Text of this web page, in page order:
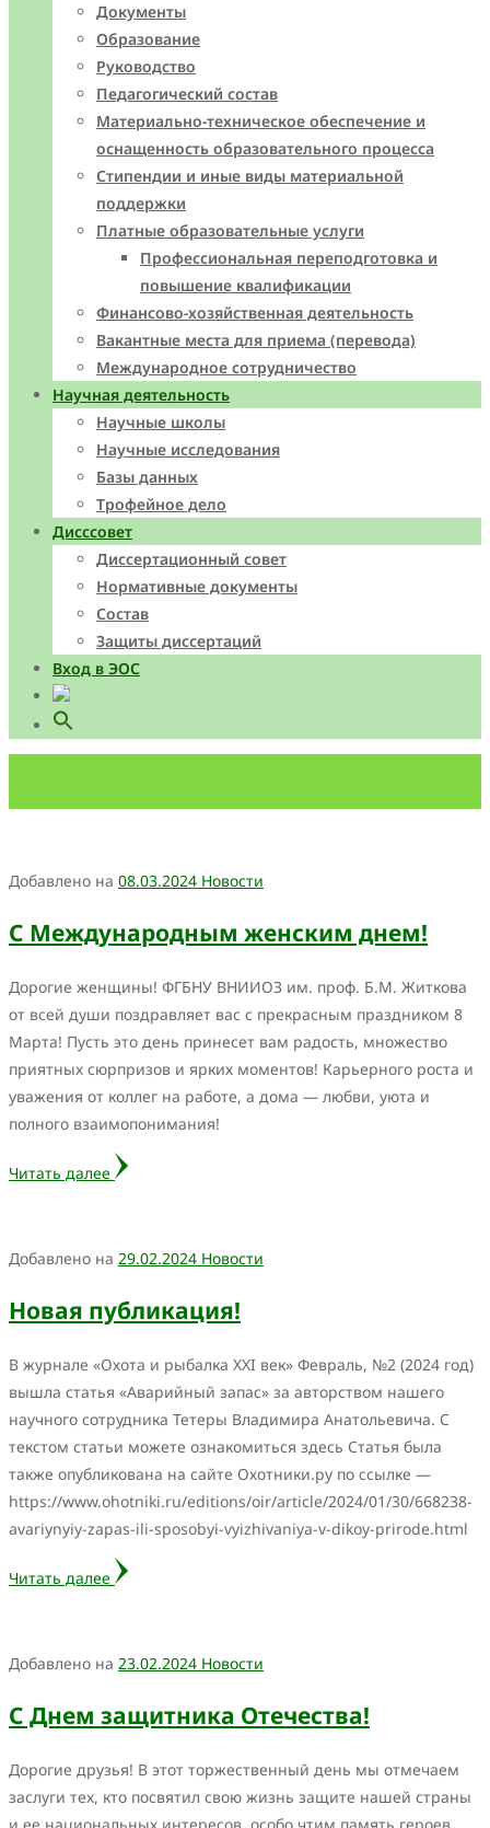
Документы
Образование
Руководство
Педагогический состав
Материально-техническое обеспечение и
оснащенность образовательного процесса
Стипендии и иные виды материальной
поддержки
Платные образовательные услуги
Профессиональная переподготовка и
повышение квалификации
Финансово-хозяйственная деятельность
Вакантные места для приема (перевода)
Международное сотрудничество
Научная деятельность
Научные школы
Научные исследования
Базы данных
Трофейное дело
Дисссовет
Диссертационный совет
Нормативные документы
Состав
Защиты диссертаций
Вход в ЭОС
Search
for:
Search Button
Добавлено на 08.03.2024 Новости
С Международным женским днем!
Дорогие женщины! ФГБНУ ВНИИОЗ им. проф. Б.М. Житкова
от всей души поздравляет вас с прекрасным праздником 8
Марта! Пусть это день принесет вам радость, множество
приятных сюрпризов и ярких моментов! Карьерного роста и
уважения от коллег на работе, а дома — любви, уюта и
полного взаимопонимания!
Читать далее
Добавлено на 29.02.2024 Новости
Новая публикация!
В журнале «Охота и рыбалка XXI век» Февраль, №2 (2024 год)
вышла статья «Аварийный запас» за авторством нашего
научного сотрудника Тетеры Владимира Анатольевича. С
текстом статьи можете ознакомиться здесь Статья была
также опубликована на сайте Охотники.ру по ссылке —
https://www.ohotniki.ru/editions/oir/article/2024/01/30/668238-
avariynyiy-zapas-ili-sposobyi-vyizhivaniya-v-dikoy-prirode.html
Читать далее
Добавлено на 23.02.2024 Новости
С Днем защитника Отечества!
Дорогие друзья! В этот торжественный день мы отмечаем
заслуги тех, кто посвятил свою жизнь защите нашей страны
и ее национальных интересов, особо чтим память героев